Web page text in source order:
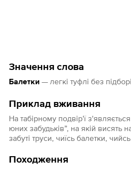
Значення слова
Балетки— легкі туфлі без
Приклад вживання
На табiрному подвiр'ї
юних забудькiв”, на якiй висять
забутi труси, чиїсь балетки,
Походження